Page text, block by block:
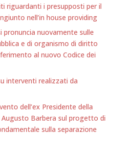
riguardanti i presupposti per il
nell’in house providing
pronuncia nuovamente sulle
e di organismo di diritto
al nuovo Codice dei
interventi realizzati da
dell’ex Presidente della
Barbera sul progetto di
sulla separazione